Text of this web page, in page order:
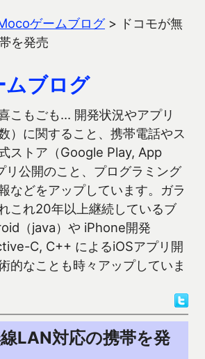
ゲームブログ> ドコモが無
を発売
ブログ
こもごも… 開発状況やアプリ
）に関すること、携帯電話やス
ストア（Google Play, App
公開のこと、プログラミング
などをアップしています。ガラ
これ20年以上継続しているブ
（java）や iPhone開発
C, C++ によるiOSアプリ開
的なことも時々アップしていま
LAN対応の携帯を発